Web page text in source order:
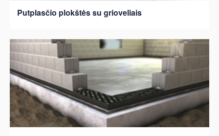
Putplasčio plokštės su grioveliais